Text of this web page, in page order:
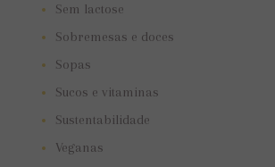
Sem lactose
Sobremesas e doces
Sopas
Sucos e vitaminas
Sustentabilidade
Veganas